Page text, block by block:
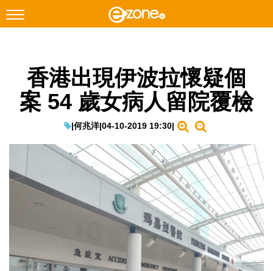
Facebook Instagram
科技焦點
遊戲動漫
教學評測
EduTech
生成式AI與雲端應用
Enterprise Digital Transformation
香港出現伊波拉懷疑個
案 54 歲女病人留院覆檢
|何兆洋|04-10-2019 19:30|